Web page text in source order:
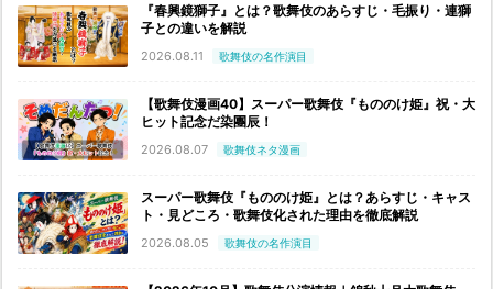
『春興鏡獅子』とは？歌舞伎のあらすじ・毛振り・連獅
子との違いを解説
2026.08.11 歌舞伎の名作演目
【歌舞伎漫画40】スーパー歌舞伎『もののけ姫』祝・大
ヒット記念だ染團辰！
2026.08.07 歌舞伎ネタ漫画
スーパー歌舞伎『もののけ姫』とは？あらすじ・キャス
ト・見どころ・歌舞伎化された理由を徹底解説
2026.08.05 歌舞伎の名作演目